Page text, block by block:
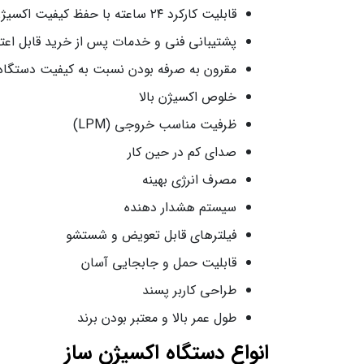
قابلیت کارکرد ۲۴ ساعته با حفظ کیفیت اکسیژن
پشتیبانی فنی و خدمات پس از خرید قابل‌
مقرون به صرفه بودن نسبت به کیفیت
خلوص اکسیژن بالا
ظرفیت مناسب خروجی (LPM)
صدای کم در حین کار
مصرف انرژی بهینه
سیستم هشدار دهنده
فیلترهای قابل تعویض و شستشو
قابلیت حمل و جابجایی آسان
طراحی کاربر پسند
طول عمر بالا و معتبر بودن برند
انواع دستگاه اکسیژن ساز